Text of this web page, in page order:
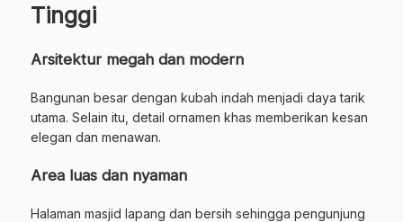
Tinggi
Arsitektur megah dan modern
Bangunan besar dengan kubah indah menjadi daya tarik
utama. Selain itu, detail ornamen khas memberikan kesan
elegan dan menawan.
Area luas dan nyaman
Halaman masjid lapang dan bersih sehingga pengunjung